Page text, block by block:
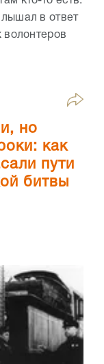
в ответ
волонтеров
но
как
пути
битвы